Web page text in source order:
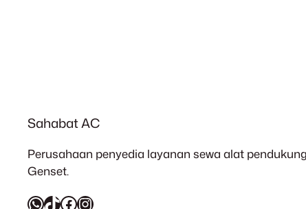
Sahabat AC
Perusahaan penyedia layanan sewa alat
Genset.
WhatsApp TikTok Facebook Instagram